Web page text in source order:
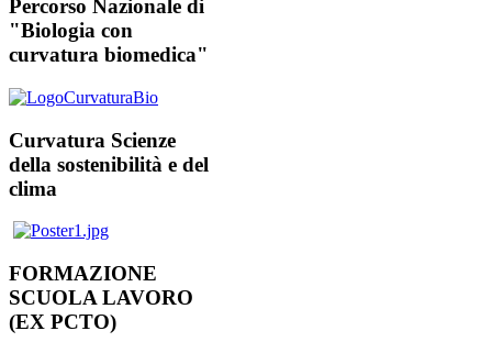
Percorso Nazionale di
"Biologia con
curvatura biomedica"
Curvatura Scienze
della sostenibilità e del
clima
FORMAZIONE
SCUOLA LAVORO
(EX PCTO)